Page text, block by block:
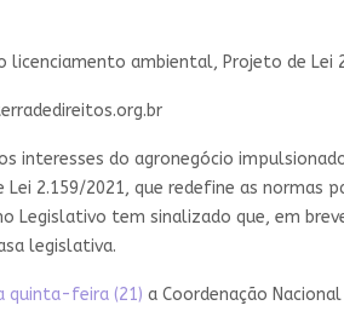
licenciamento ambiental, Projeto de
interesses do agronegócio
Lei 2.159/2021, que redefine as
Legislativo tem sinalizado que, em
legislativa.
quinta-feira (21) a Coordenação